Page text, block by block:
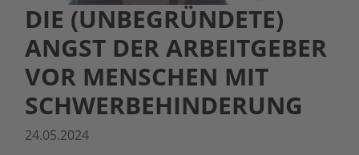
DIE (UNBEGRÜNDETE)
ANGST DER ARBEITGEBER
VOR MENSCHEN MIT
SCHWERBEHINDERUNG
24.05.2024